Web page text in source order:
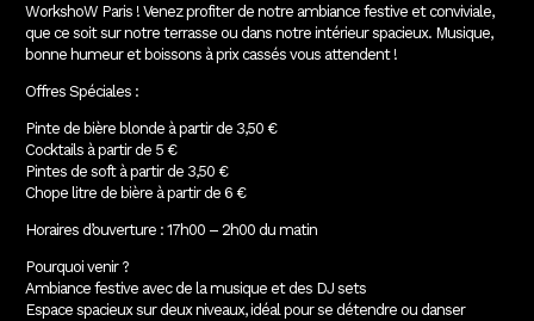
WorkshoW Paris ! Venez profiter de notre ambiance festive et conviviale,
que ce soit sur notre terrasse ou dans notre intérieur spacieux. Musique,
bonne humeur et boissons à prix cassés vous attendent !
Offres Spéciales :
Pinte de bière blonde à partir de 3,50 €
Cocktails à partir de 5 €
Pintes de soft à partir de 3,50 €
Chope litre de bière à partir de 6 €
Horaires d’ouverture : 17h00 – 2h00 du matin
Pourquoi venir ?
Ambiance festive avec de la musique et des DJ sets
Espace spacieux sur deux niveaux, idéal pour se détendre ou danser